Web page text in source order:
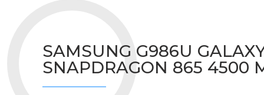
SAMSUNG G986U
SNAPDRAGON 865 4500